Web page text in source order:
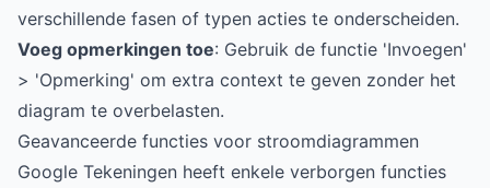
verschillende fasen of typen acties te onderscheiden.
Voeg opmerkingen toe: Gebruik de functie 'Invoegen'
> 'Opmerking' om extra context te geven zonder het
diagram te overbelasten.
Geavanceerde functies voor stroomdiagrammen
Google Tekeningen heeft enkele verborgen functies